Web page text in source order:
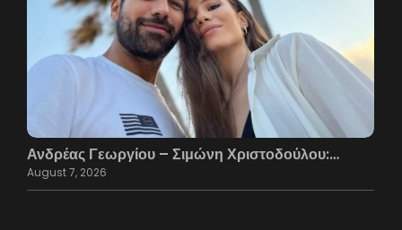
Ανδρέας Γεωργίου – Σιμώνη Χριστοδούλου:…
August 7, 2026